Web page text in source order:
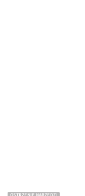
jest jeszcze jeden krok,